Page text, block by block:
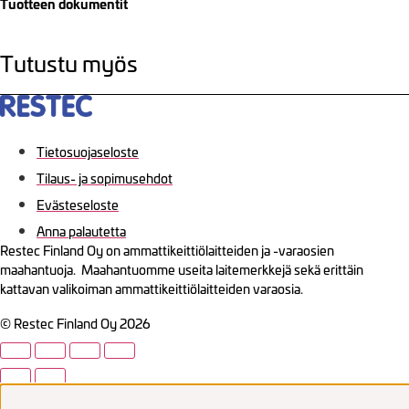
Tuotteen dokumentit
Tutustu myös
Tietosuojaseloste
Tilaus- ja sopimusehdot
Evästeseloste
Anna palautetta
Restec Finland Oy on ammattikeittiölaitteiden ja -varaosien
maahantuoja. Maahantuomme useita laitemerkkejä sekä erittäin
kattavan valikoiman ammattikeittiölaitteiden varaosia.
© Restec Finland Oy 2026